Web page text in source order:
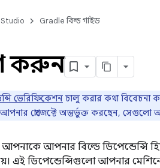
Gradle বিল্ড গাইড
করুন
ভেরিফিকেশন চালু করার কথা বিবেচনা
প্রোজেক্টে অন্তর্ভুক্ত করছেন, সেগুলো
আপনার বিল্ডে ডিপেন্ডেন্সি
এই ডিপেন্ডেন্সিগুলো আপনার